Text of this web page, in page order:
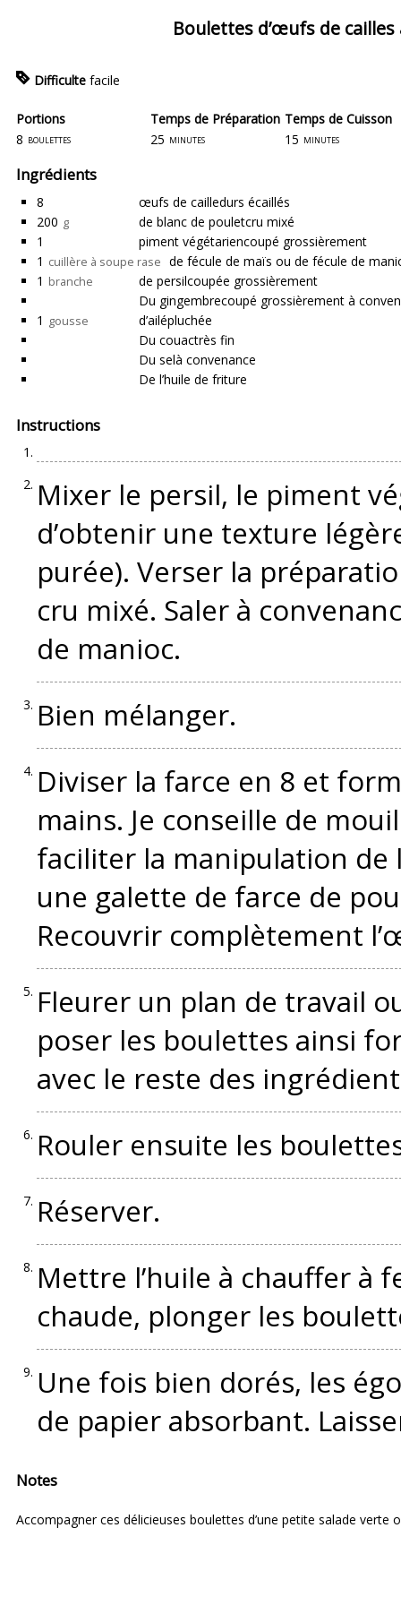
Boulettes d’œufs de
Difficulte facile
Portions
Temps de Préparation
8 boulettes 25 minutes
Temps de Cuisson
15 minutes
Ingrédients
8 œufs de cailledurs écaillés
200 g de blanc de pouletcru mixé
1
piment végétariencoupé grossièrement
1 cuillère à soupe rase de fécule de maïs ou de fécule de
1 branche de persilcoupée grossièrement
Du gingembrecoupé grossièrement à
1 gousse d’ailépluchée
Du couactrès fin
Du selà convenance
De l’huile de friture
Instructions
Mixer le persil, le piment
d’obtenir une texture
purée). Verser la
cru mixé. Saler à
de manioc.
Bien mélanger.
Diviser la farce en 8 et
mains. Je conseille de
faciliter la manipulation de
une galette de farce de
Recouvrir complètement
Fleurer un plan de travail
poser les boulettes ainsi
avec le reste des
Rouler ensuite les
Réserver.
Mettre l’huile à chauffer à
chaude, plonger les
Une fois bien dorés, les
de papier absorbant.
Notes
Accompagner ces délicieuses boulettes d’une petite salade verte